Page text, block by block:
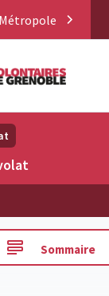
Sommaire